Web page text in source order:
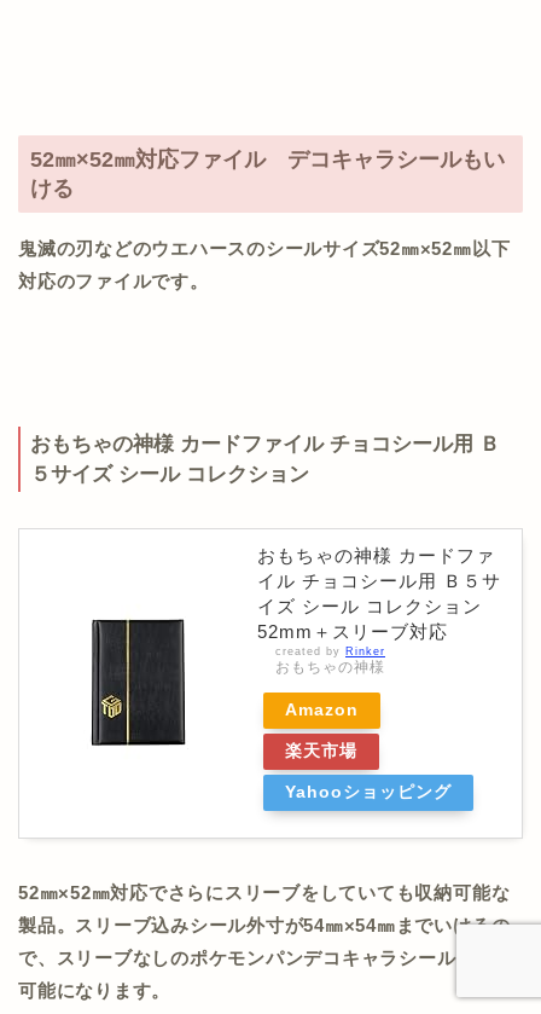
52㎜×52㎜対応ファイル デコキャラシールもい
ける
鬼滅の刃などのウエハースのシールサイズ52㎜×52㎜以下
対応のファイルです。
おもちゃの神様 カードファイル チョコシール用 Ｂ
５サイズ シール コレクション
おもちゃの神様 カードファ
イル チョコシール用 Ｂ５サ
イズ シール コレクション
52mm＋スリーブ対応
created by Rinker
おもちゃの神様
Amazon
楽天市場
Yahooショッピング
52㎜×52㎜対応でさらにスリーブをしていても収納可能な
製品。スリーブ込みシール外寸が54㎜×54㎜までいけるの
で、スリーブなしのポケモンパンデコキャラシールも収納
可能になります。